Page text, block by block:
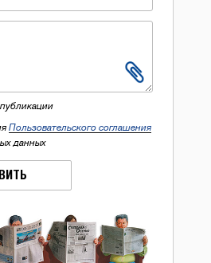
Пользовательского соглашения
данных